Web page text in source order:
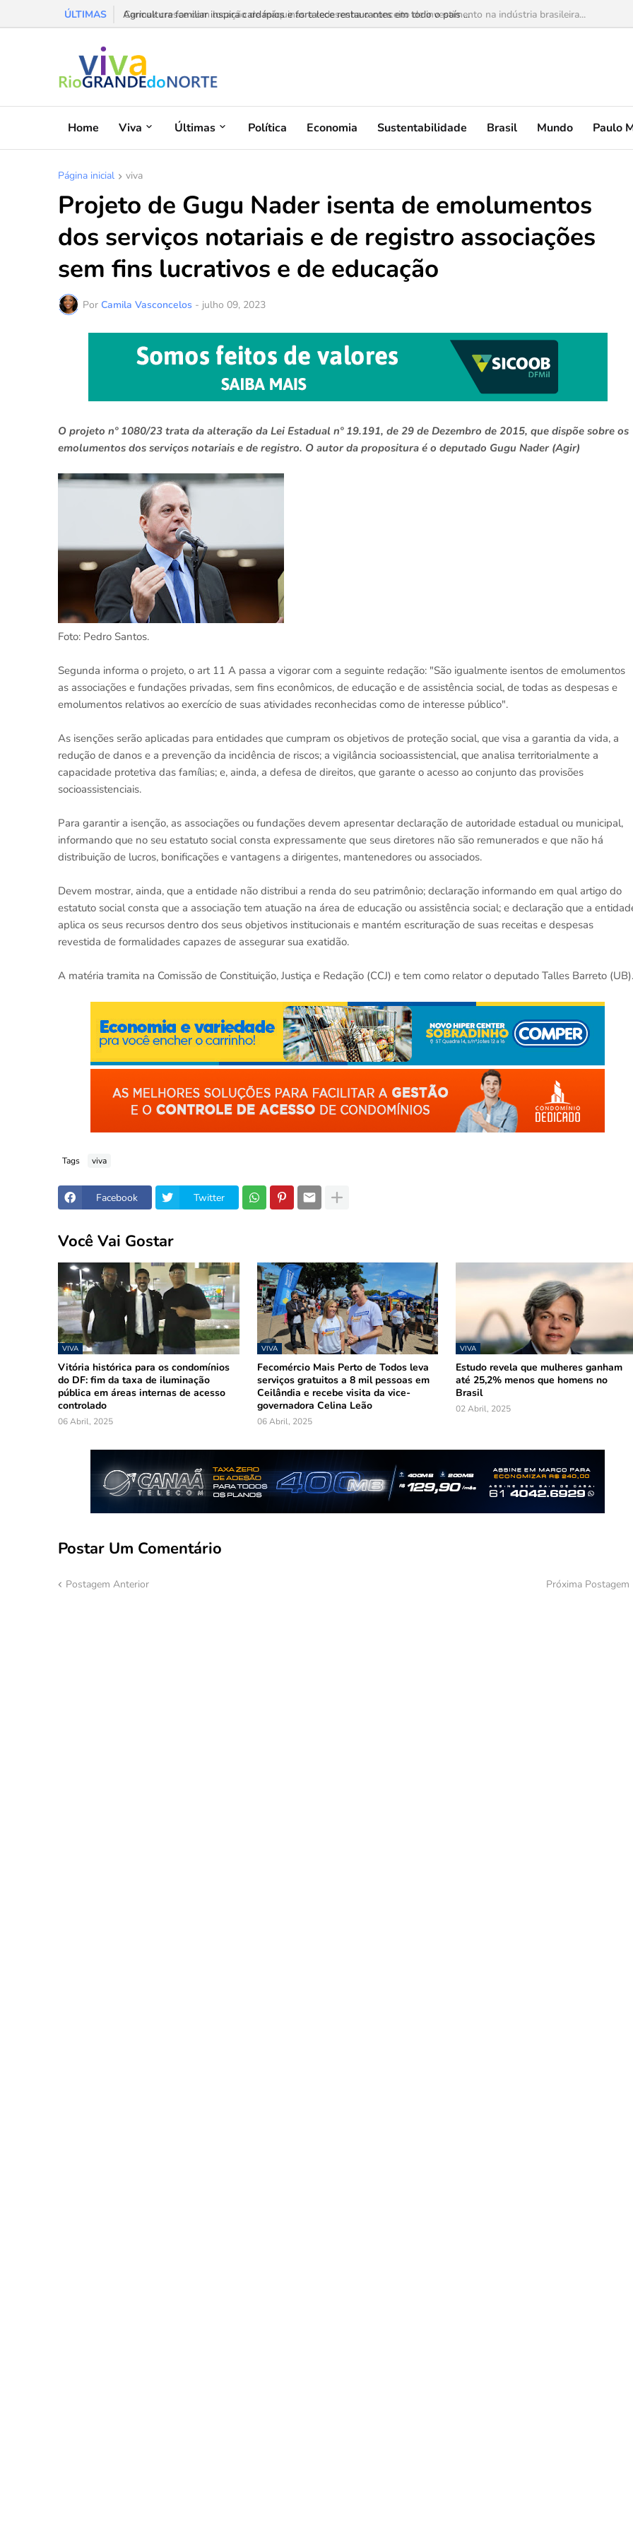
ÚLTIMAS Agricultura familiar inspira cardápios e fortalece restaurantes em todo o país ...
Home Viva Últimas Política Economia Sustentabilidade Brasil Mundo Paulo
Página inicial viva
Projeto de Gugu Nader isenta de emolumentos
dos serviços notariais e de registro associações
sem fins lucrativos e de educação
Por Camila Vasconcelos - julho 09, 2023
O projeto nº 1080/23 trata da alteração da Lei Estadual nº 19.191, de 29 de Dezembro de 2015, que dispõe sobre os
emolumentos dos serviços notariais e de registro. O autor da propositura é o deputado Gugu Nader (Agir)
Foto: Pedro Santos.
Segunda informa o projeto, o art 11 A passa a vigorar com a seguinte redação: "São igualmente isentos de emolumentos
as associações e fundações privadas, sem fins econômicos, de educação e de assistência social, de todas as despesas e
emolumentos relativos ao exercício de suas atividades reconhecidas como de interesse público".
As isenções serão aplicadas para entidades que cumpram os objetivos de proteção social, que visa a garantia da vida, a
redução de danos e a prevenção da incidência de riscos; a vigilância socioassistencial, que analisa territorialmente a
capacidade protetiva das famílias; e, ainda, a defesa de direitos, que garante o acesso ao conjunto das provisões
socioassistenciais.
Para garantir a isenção, as associações ou fundações devem apresentar declaração de autoridade estadual ou municipal,
informando que no seu estatuto social consta expressamente que seus diretores não são remunerados e que não há
distribuição de lucros, bonificações e vantagens a dirigentes, mantenedores ou associados.
Devem mostrar, ainda, que a entidade não distribui a renda do seu patrimônio; declaração informando em qual artigo do
estatuto social consta que a associação tem atuação na área de educação ou assistência social; e declaração que a
aplica os seus recursos dentro dos seus objetivos institucionais e mantém escrituração de suas receitas e despesas
revestida de formalidades capazes de assegurar sua exatidão.
A matéria tramita na Comissão de Constituição, Justiça e Redação (CCJ) e tem como relator o deputado Talles Barreto (UB).
Tags viva
Facebook Twitter
Você Vai Gostar
VIVA
Vitória histórica para os condomínios
do DF: fim da taxa de iluminação
pública em áreas internas de acesso
controlado
06 Abril, 2025
VIVA
Fecomércio Mais Perto de Todos leva
serviços gratuitos a 8 mil pessoas em
Ceilândia e recebe visita da vice-
governadora Celina Leão
06 Abril, 2025
VIVA
Estudo revela que mulheres ganham
até 25,2% menos que homens no
Brasil
02 Abril, 2025
Postar Um Comentário
Postagem Anterior Próxima Postagem